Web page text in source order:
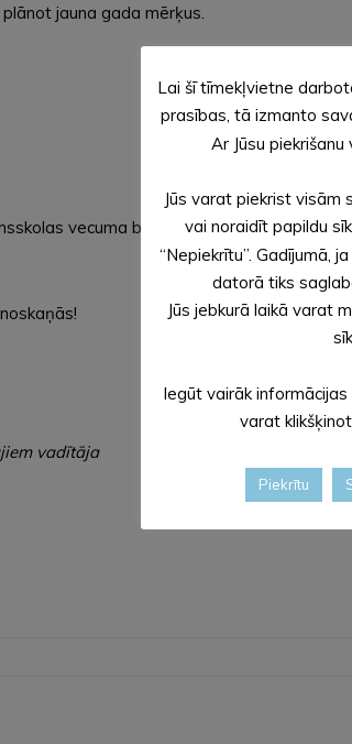
jauna gada mērķus.
vecuma bērniem – 1,50 EUR.
vadītāja
Lai šī tīmekļvietne
prasības, tā izmanto
Ar Jūsu
Jūs varat piekrist visām
vai noraidīt papildu
“Nepiekrītu”. Gadījumā,
datorā tiks
Jūs jebkurā laikā varat
Iegūt vairāk
varat
Piekrītu